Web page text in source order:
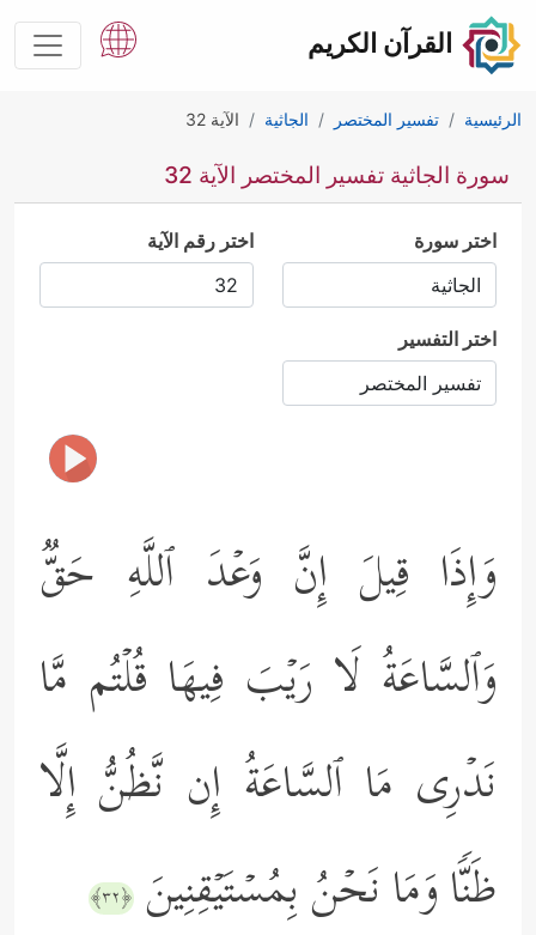
القرآن الكريم
الرئيسية تفسير المختصر الجاثية الآية 32
سورة الجاثية تفسير المختصر الآية 32
اختر سورة اختر رقم الآية
اختر التفسير
وَإِذَا قِیلَ إِنَّ وَعۡدَ ٱللَّهِ حَقࣱّ
وَٱلسَّاعَةُ لَا رَیۡبَ فِیهَا قُلۡتُم مَّا
نَدۡرِی مَا ٱلسَّاعَةُ إِن نَّظُنُّ إِلَّا
ظَنࣰّا وَمَا نَحۡنُ بِمُسۡتَیۡقِنِینَ ﴿٣٢﴾